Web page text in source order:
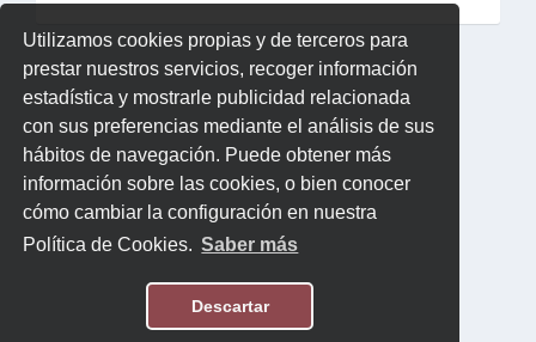
Utilizamos cookies propias y de terceros para
prestar nuestros servicios, recoger información
estadística y mostrarle publicidad relacionada
con sus preferencias mediante el análisis de sus
hábitos de navegación. Puede obtener más
información sobre las cookies, o bien conocer
cómo cambiar la configuración en nuestra
Política de Cookies. Saber más
Descartar